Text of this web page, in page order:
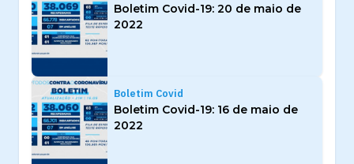
Boletim Covid-19: 20 de maio de
2022
Boletim Covid
Boletim Covid-19: 16 de maio de
2022